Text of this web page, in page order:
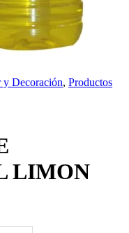
y Decoración, Productos
LIMON